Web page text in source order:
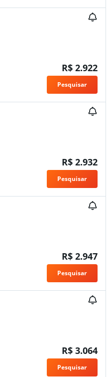
R$ 2.922
Pesquisar
R$ 2.932
Pesquisar
R$ 2.947
Pesquisar
R$ 3.064
Pesquisar